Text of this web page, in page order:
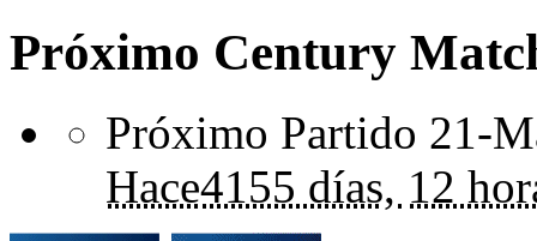
Próximo Century
Próximo Partido 21-
Hace4155 días, 12